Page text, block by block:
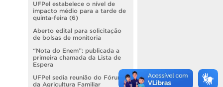
UFPel estabelece o nível de
impacto médio para a tarde de
quinta-feira (6)
Aberto edital para solicitação
de bolsas de monitoria
“Nota do Enem”: publicada a
primeira chamada da Lista de
Espera
UFPel sedia reunião do Fórum
da Agricultura Familiar